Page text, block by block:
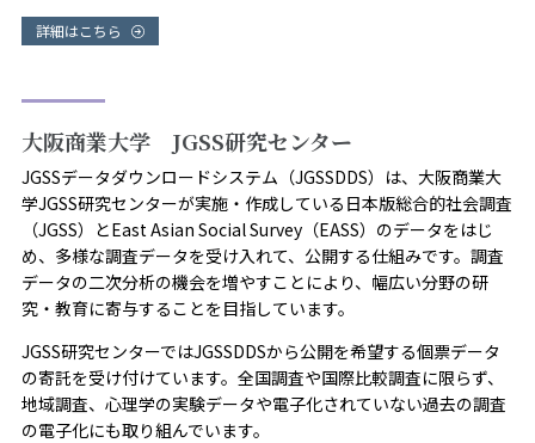
詳細はこちら
大阪商業大学 JGSS研究センター
JGSSデータダウンロードシステム（JGSSDDS）は、大阪商業大
学JGSS研究センターが実施・作成している日本版総合的社会調査
（JGSS）とEast Asian Social Survey（EASS）のデータをはじ
め、多様な調査データを受け入れて、公開する仕組みです。調査
データの二次分析の機会を増やすことにより、幅広い分野の研
究・教育に寄与することを目指しています。
JGSS研究センターではJGSSDDSから公開を希望する個票データ
の寄託を受け付けています。全国調査や国際比較調査に限らず、
地域調査、心理学の実験データや電子化されていない過去の調査
の電子化にも取り組んでいます。